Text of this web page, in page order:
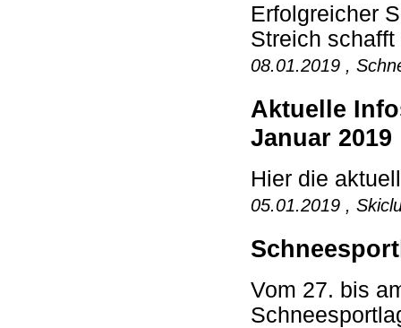
Erfolgreicher
Streich
08.01.2019 ,
Aktuelle
Januar 2019
Hier die
05.01.2019 ,
Vom 27. bis